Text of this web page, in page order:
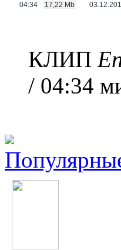
04:34 17,22 Mb
КЛИП
/ 04:34